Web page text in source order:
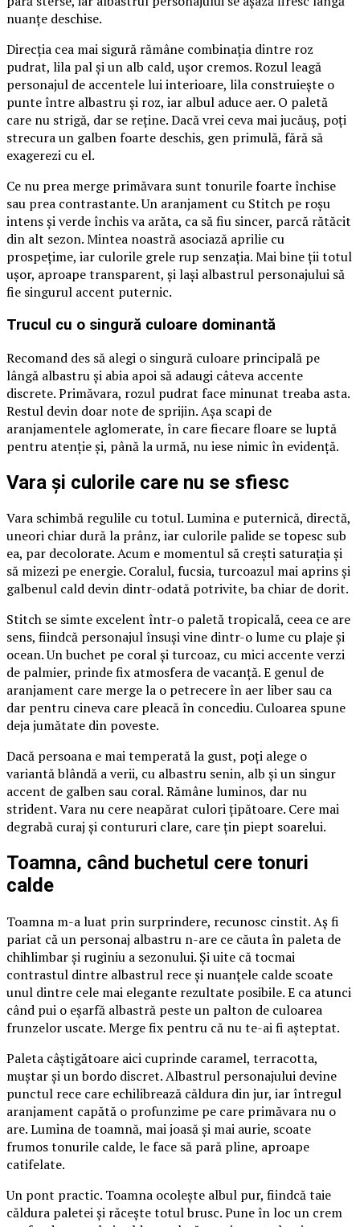
nuanțe deschise.
Direcția cea mai sigură rămâne combinația dintre roz
pudrat, lila pal și un alb cald, ușor cremos. Rozul leagă
personajul de accentele lui interioare, lila construiește o
punte între albastru și roz, iar albul aduce aer. O paletă
care nu strigă, dar se reține. Dacă vrei ceva mai jucăuș, poți
strecura un galben foarte deschis, gen primulă, fără să
exagerezi cu el.
Ce nu prea merge primăvara sunt tonurile foarte închise
sau prea contrastante. Un aranjament cu Stitch pe roșu
intens și verde închis va arăta, ca să fiu sincer, parcă rătăcit
din alt sezon. Mintea noastră asociază aprilie cu
prospețime, iar culorile grele rup senzația. Mai bine ții totul
ușor, aproape transparent, și lași albastrul personajului să
fie singurul accent puternic.
Trucul cu o singură culoare dominantă
Recomand des să alegi o singură culoare principală pe
lângă albastru și abia apoi să adaugi câteva accente
discrete. Primăvara, rozul pudrat face minunat treaba asta.
Restul devin doar note de sprijin. Așa scapi de
aranjamentele aglomerate, în care fiecare floare se luptă
pentru atenție și, până la urmă, nu iese nimic în evidență.
Vara și culorile care nu se sfiesc
Vara schimbă regulile cu totul. Lumina e puternică, directă,
uneori chiar dură la prânz, iar culorile palide se topesc sub
ea, par decolorate. Acum e momentul să crești saturația și
să mizezi pe energie. Coralul, fucsia, turcoazul mai aprins și
galbenul cald devin dintr-odată potrivite, ba chiar de dorit.
Stitch se simte excelent într-o paletă tropicală, ceea ce are
sens, fiindcă personajul însuși vine dintr-o lume cu plaje și
ocean. Un buchet pe coral și turcoaz, cu mici accente verzi
de palmier, prinde fix atmosfera de vacanță. E genul de
aranjament care merge la o petrecere în aer liber sau ca
dar pentru cineva care pleacă în concediu. Culoarea spune
deja jumătate din poveste.
Dacă persoana e mai temperată la gust, poți alege o
variantă blândă a verii, cu albastru senin, alb și un singur
accent de galben sau coral. Rămâne luminos, dar nu
strident. Vara nu cere neapărat culori țipătoare. Cere mai
degrabă curaj și contururi clare, care țin piept soarelui.
Toamna, când buchetul cere tonuri
calde
Toamna m-a luat prin surprindere, recunosc cinstit. Aș fi
pariat că un personaj albastru n-are ce căuta în paleta de
chihlimbar și ruginiu a sezonului. Și uite că tocmai
contrastul dintre albastrul rece și nuanțele calde scoate
unul dintre cele mai elegante rezultate posibile. E ca atunci
când pui o eșarfă albastră peste un palton de culoarea
frunzelor uscate. Merge fix pentru că nu te-ai fi așteptat.
Paleta câștigătoare aici cuprinde caramel, terracotta,
muștar și un bordo discret. Albastrul personajului devine
punctul rece care echilibrează căldura din jur, iar întregul
aranjament capătă o profunzime pe care primăvara nu o
are. Lumina de toamnă, mai joasă și mai aurie, scoate
frumos tonurile calde, le face să pară pline, aproape
catifelate.
Un pont practic. Toamna ocolește albul pur, fiindcă taie
căldura paletei și răcește totul brusc. Pune în loc un crem